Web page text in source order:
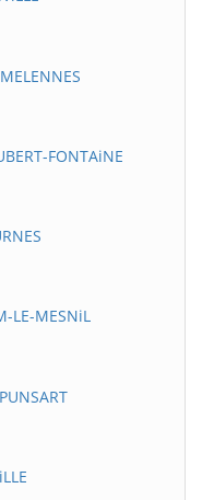
FONTAiNE
LE-MESNiL